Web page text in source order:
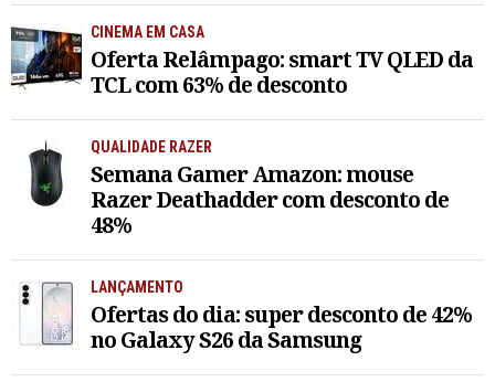
CINEMA EM CASA
Oferta Relâmpago: smart TV QLED da
TCL com 63% de desconto
QUALIDADE RAZER
Semana Gamer Amazon: mouse
Razer Deathadder com desconto de
48%
LANÇAMENTO
Ofertas do dia: super desconto de 42%
no Galaxy S26 da Samsung